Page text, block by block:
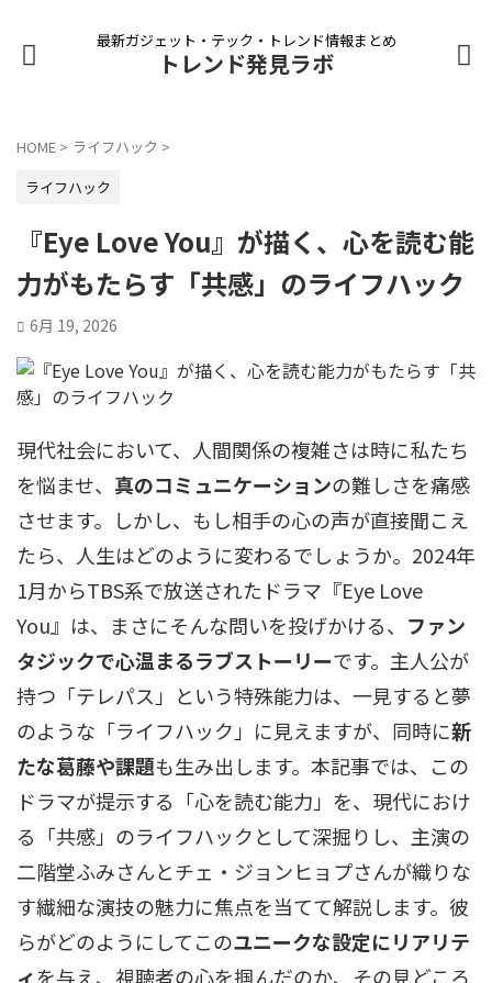
最新ガジェット・テック・トレンド情報まとめ
トレンド発見ラボ
HOME > ライフハック >
ライフハック
『Eye Love You』が描く、心を読む能
力がもたらす「共感」のライフハック
6月 19, 2026
現代社会において、人間関係の複雑さは時に私たち
を悩ませ、 真のコミュニケーションの難しさを痛感
させます。しかし、もし相手の心の声が直接聞こえ
たら、人生はどのように変わるでしょうか。2024年
1月からTBS系で放送されたドラマ『Eye Love
You』は、まさにそんな問いを投げかける、 ファン
タジックで心温まるラブストーリーです。主人公が
持つ「テレパス」という特殊能力は、一見すると夢
のような「ライフハック」に見えますが、同時に新
たな葛藤や課題も生み出します。本記事では、この
ドラマが提示する「心を読む能力」を、現代におけ
る「共感」のライフハックとして深掘りし、主演の
二階堂ふみさんとチェ・ジョンヒョプさんが織りな
す繊細な演技の魅力に焦点を当てて解説します。彼
らがどのようにしてこのユニークな設定にリアリテ
ィを与え、視聴者の心を掴んだのか、その見どころ